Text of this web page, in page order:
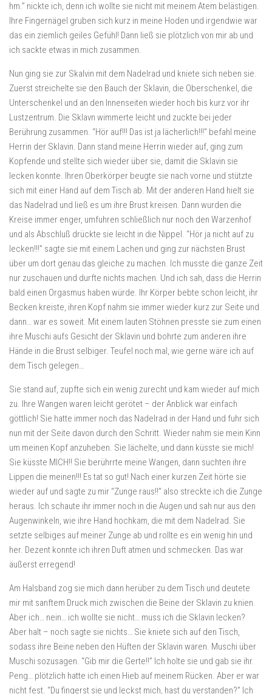
hm.” nickte ich, denn ich wollte sie nicht mit meinem Atem belästigen.
Ihre Fingernägel gruben sich kurz in meine Hoden und irgendwie war
das ein ziemlich geiles Gefühl! Dann ließ sie plötzlich von mir ab und
ich sackte etwas in mich zusammen.
Nun ging sie zur Skalvin mit dem Nadelrad und kniete sich neben sie.
Zuerst streichelte sie den Bauch der Sklavin, die Oberschenkel, die
Unterschenkel und an den Innenseiten wieder hoch bis kurz vor ihr
Lustzentrum. Die Sklavn wimmerte leicht und zuckte bei jeder
Berührung zusammen. “Hör auf!!! Das ist ja lächerlich!!!” befahl meine
Herrin der Sklavin. Dann stand meine Herrin wieder auf, ging zum
Kopfende und stellte sich wieder über sie, damit die Sklavin sie
lecken konnte. Ihren Oberkörper beugte sie nach vorne und stützte
sich mit einer Hand auf dem Tisch ab. Mit der anderen Hand hielt sie
das Nadelrad und ließ es um ihre Brust kreisen. Dann wurden die
Kreise immer enger, umfuhren schließlich nur noch den Warzenhof
und als Abschluß drückte sie leicht in die Nippel. “Hör ja nicht auf zu
lecken!!!” sagte sie mit einem Lachen und ging zur nächsten Brust
über um dort genau das gleiche zu machen. Ich musste die ganze Zeit
nur zuschauen und durfte nichts machen. Und ich sah, dass die Herrin
bald einen Orgasmus haben würde. Ihr Körper bebte schon leicht, ihr
Becken kreiste, ihren Kopf nahm sie immer wieder kurz zur Seite und
dann… war es soweit. Mit einem lauten Stöhnen presste sie zum einen
ihre Muschi aufs Gesicht der Sklavin und bohrte zum anderen ihre
Hände in die Brust selbiger. Teufel noch mal, wie gerne wäre ich auf
dem Tisch gelegen…
Sie stand auf, zupfte sich ein wenig zurecht und kam wieder auf mich
zu. Ihre Wangen waren leicht gerötet – der Anblick war einfach
göttlich! Sie hatte immer noch das Nadelrad in der Hand und fuhr sich
nun mit der Seite davon durch den Schritt. Wieder nahm sie mein Kinn
um meinen Kopf anzuheben. Sie lächelte, und dann küsste sie mich!
Sie küsste MICH!! Sie berührrte meine Wangen, dann suchten ihre
Lippen die meinen!!! Es tat so gut! Nach einer kurzen Zeit hörte sie
wieder auf und sagte zu mir “Zunge raus!!” also streckte ich die Zunge
heraus. Ich schaute ihr immer noch in die Augen und sah nur aus den
Augenwinkeln, wie ihre Hand hochkam, die mit dem Nadelrad. Sie
setzte selbiges auf meiner Zunge ab und rollte es ein wenig hin und
her. Dezent konnte ich ihren Duft atmen und schmecken. Das war
äußerst erregend!
Am Halsband zog sie mich dann herüber zu dem Tisch und deutete
mir mit sanftem Druck mich zwischen die Beine der Sklavin zu knien.
Aber ich… nein… ich wollte sie nicht… muss ich die Sklavin lecken?
Aber halt – noch sagte sie nichts… Sie kniete sich auf den Tisch,
sodass ihre Beine neben den Hüften der Sklavin waren. Muschi über
Muschi sozusagen. “Gib mir die Gerte!!” Ich holte sie und gab sie ihr.
Peng… plötzlich hatte ich einen Hieb auf meinem Rücken. Aber er war
nicht fest. “Du fingerst sie und leckst mich, hast du verstanden?” Ich